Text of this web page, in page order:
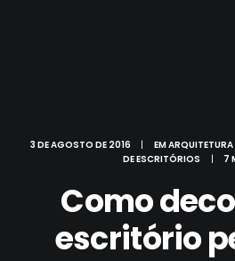
3 DE AGOSTO DE 2016 | EM
DE ESCRITÓRIOS
| 7
Como
escritório